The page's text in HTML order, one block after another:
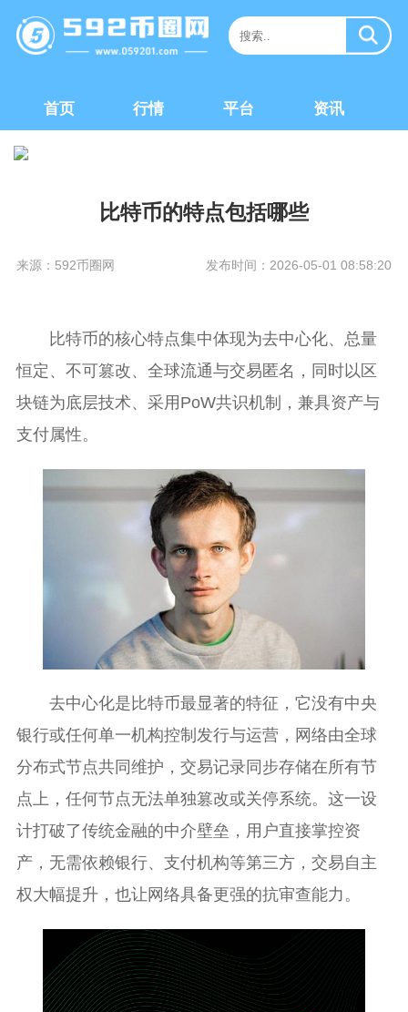
首页 行情 平台 资讯
比特币的特点包括哪些
来源：592币圈网 发布时间：2026-05-01 08:58:20
比特币的核心特点集中体现为去中心化、总量
恒定、不可篡改、全球流通与交易匿名，同时以区
块链为底层技术、采用PoW共识机制，兼具资产与
支付属性。
去中心化是比特币最显著的特征，它没有中央
银行或任何单一机构控制发行与运营，网络由全球
分布式节点共同维护，交易记录同步存储在所有节
点上，任何节点无法单独篡改或关停系统。这一设
计打破了传统金融的中介壁垒，用户直接掌控资
产，无需依赖银行、支付机构等第三方，交易自主
权大幅提升，也让网络具备更强的抗审查能力。